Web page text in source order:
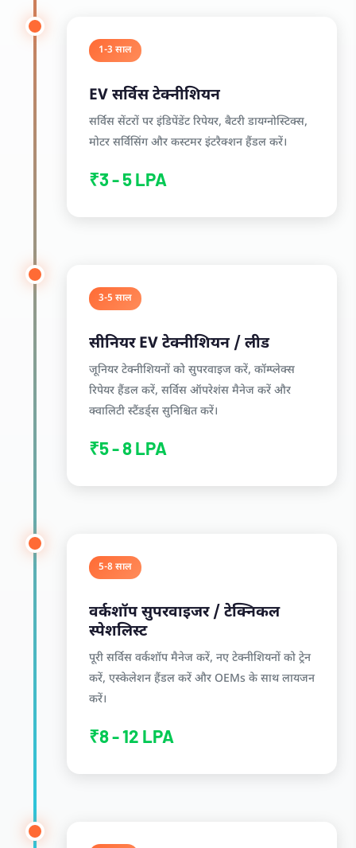
1-3 साल
EV सर्विस टेक्नीशियन
सर्विस सेंटरों पर इंडिपेंडेंट रिपेयर, बैटरी डायग्नोस्टिक्स,
मोटर सर्विसिंग और कस्टमर इंटरैक्शन हैंडल करें।
₹3 - 5 LPA
3-5 साल
सीनियर EV टेक्नीशियन / लीड
जूनियर टेक्नीशियनों को सुपरवाइज करें, कॉम्प्लेक्स
रिपेयर हैंडल करें, सर्विस ऑपरेशंस मैनेज करें और
क्वालिटी स्टैंडर्ड्स सुनिश्चित करें।
₹5 - 8 LPA
5-8 साल
वर्कशॉप सुपरवाइजर / टेक्निकल
स्पेशलिस्ट
पूरी सर्विस वर्कशॉप मैनेज करें, नए टेक्नीशियनों को ट्रेन
करें, एस्केलेशन हैंडल करें और OEMs के साथ लायजन
करें।
₹8 - 12 LPA